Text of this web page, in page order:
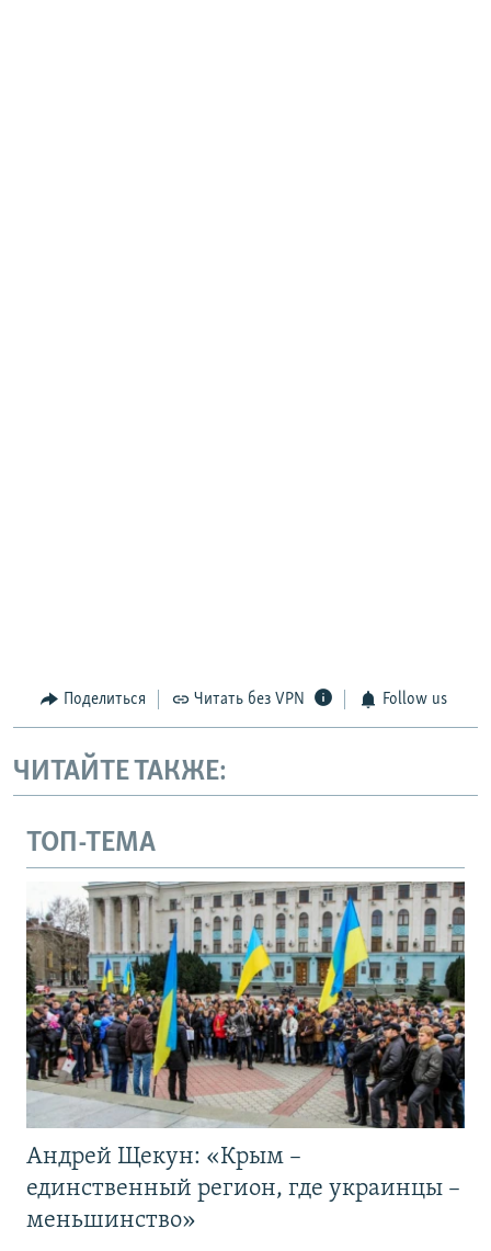
Поделиться Читать без VPN Follow us
ЧИТАЙТЕ ТАКЖЕ:
ТОП-ТЕМА
Андрей Щекун: «Крым –
единственный регион, где украинцы –
меньшинство»